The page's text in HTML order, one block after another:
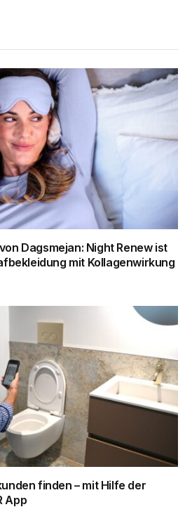
Dagsmejan: Night Renew ist
mit Kollagenwirkung
finden – mit Hilfe der
App